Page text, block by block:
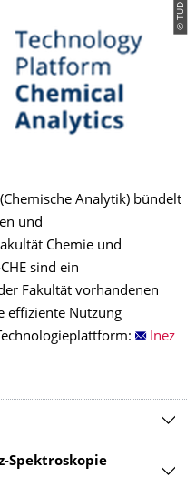
© TUD
Analytik) bündelt
und
Chemie und
sind ein
Fakultät vorhandenen
effiziente Nutzung
Inez
Spektroskopie